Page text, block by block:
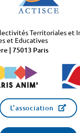
Territoriales et
et Educatives
| 75013 Paris
L'association